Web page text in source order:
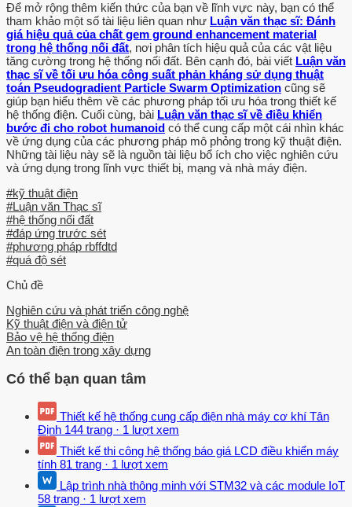
Để mở rộng thêm kiến thức của bạn về lĩnh vực này, bạn có thể
tham khảo một số tài liệu liên quan như Luận văn thạc sĩ: Đánh
giá hiệu quả của chất gem ground enhancement material
trong hệ thống nối đất, nơi phân tích hiệu quả của các vật liệu
tăng cường trong hệ thống nối đất. Bên cạnh đó, bài viết Luận văn
thạc sĩ về tối ưu hóa công suất phản kháng sử dụng thuật
toán Pseudogradient Particle Swarm Optimization cũng sẽ
giúp bạn hiểu thêm về các phương pháp tối ưu hóa trong thiết kế
hệ thống điện. Cuối cùng, bài Luận văn thạc sĩ về điều khiển
bước đi cho robot humanoid có thể cung cấp một cái nhìn khác
về ứng dụng của các phương pháp mô phỏng trong kỹ thuật điện.
Những tài liệu này sẽ là nguồn tài liệu bổ ích cho việc nghiên cứu
và ứng dụng trong lĩnh vực thiết bị, mạng và nhà máy điện.
#kỹ thuật điện
#Luận văn Thạc sĩ
#hệ thống nối đất
#đáp ứng trước sét
#phương pháp rbffdtd
#quá độ sét
Chủ đề
Nghiên cứu và phát triển công nghệ
Kỹ thuật điện và điện tử
Bảo vệ hệ thống điện
An toàn điện trong xây dựng
Có thể bạn quan tâm
Thiết kế hệ thống cung cấp điện nhà máy cơ khí Tân
Định 144 trang · 1 lượt xem
Thiết kế thi công hệ thống báo giá LCD điều khiển máy
tính 81 trang · 1 lượt xem
Lập trình nhà thông minh với STM32 và các module IoT
58 trang · 1 lượt xem